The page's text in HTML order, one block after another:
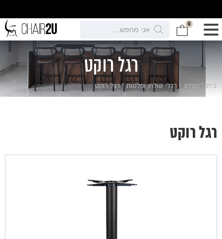
0
Products
search
רגל רוקט
בית » קטלוג » רגלי שולחן ופלטות»רגל רוקט
רגל רוקט